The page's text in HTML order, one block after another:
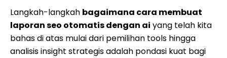
Langkah-langkah bagaimana cara membuat
laporan seo otomatis dengan ai yang telah kita
bahas di atas mulai dari pemilihan tools hingga
analisis insight strategis adalah pondasi kuat bagi